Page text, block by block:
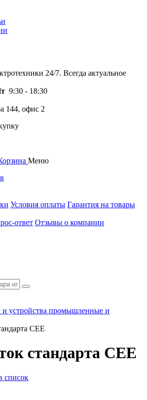
24/7. Всегда актуальное
9:30 - 18:30
144, офис 2
Меню
Условия оплаты Гарантия на товары
ответ Отзывы о компании
и устройства промышленные и
CEE
стандарта CEE